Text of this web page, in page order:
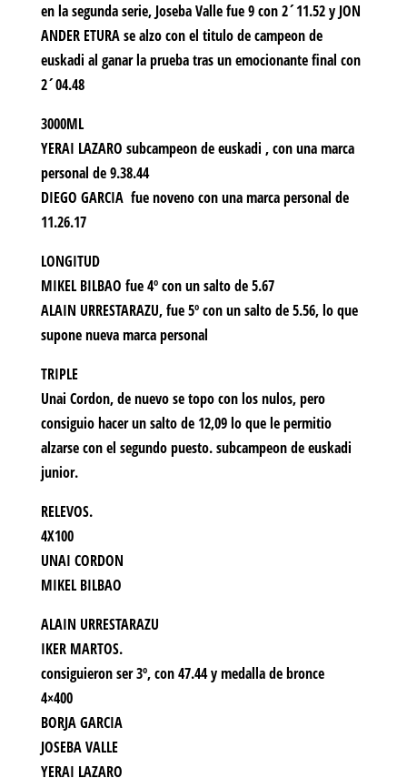
en la segunda serie, Joseba Valle fue 9 con 2´11.52 y JON
ANDER ETURA se alzo con el titulo de campeon de
euskadi al ganar la prueba tras un emocionante final con
2´04.48
3000ML
YERAI LAZARO subcampeon de euskadi , con una marca
personal de 9.38.44
DIEGO GARCIA fue noveno con una marca personal de
11.26.17
LONGITUD
MIKEL BILBAO fue 4º con un salto de 5.67
ALAIN URRESTARAZU, fue 5º con un salto de 5.56, lo que
supone nueva marca personal
TRIPLE
Unai Cordon, de nuevo se topo con los nulos, pero
consiguio hacer un salto de 12,09 lo que le permitio
alzarse con el segundo puesto. subcampeon de euskadi
junior.
RELEVOS.
4X100
UNAI CORDON
MIKEL BILBAO
ALAIN URRESTARAZU
IKER MARTOS.
consiguieron ser 3º, con 47.44 y medalla de bronce
4×400
BORJA GARCIA
JOSEBA VALLE
YERAI LAZARO